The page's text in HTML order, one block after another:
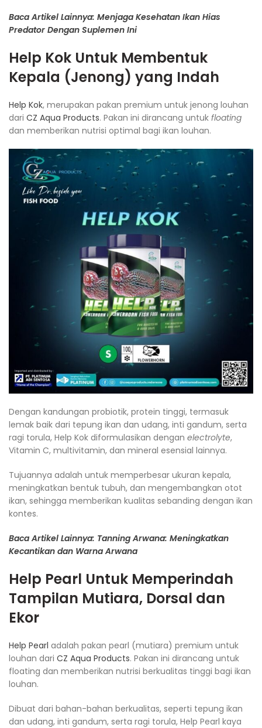
Baca Artikel Lainnya: Menjaga Kesehatan Ikan Hias
Predator Dengan Suplemen Ini
Help Kok Untuk Membentuk
Kepala (Jenong) yang Indah
Help Kok, merupakan pakan premium untuk jenong louhan
dari CZ Aqua Products. Pakan ini dirancang untuk floating
dan memberikan nutrisi optimal bagi ikan louhan.
Dengan kandungan probiotik, protein tinggi, termasuk
lemak baik dari tepung ikan dan udang, inti gandum, serta
ragi torula, Help Kok diformulasikan dengan electrolyte,
Vitamin C, multivitamin, dan mineral esensial lainnya.
Tujuannya adalah untuk memperbesar ukuran kepala,
meningkatkan bentuk tubuh, dan mengembangkan otot
ikan, sehingga memberikan kualitas sebanding dengan ikan
kontes.
Baca Artikel Lainnya: Tanning Arwana: Meningkatkan
Kecantikan dan Warna Arwana
Help Pearl Untuk Memperindah
Tampilan Mutiara, Dorsal dan
Ekor
Help Pearl adalah pakan pearl (mutiara) premium untuk
louhan dari CZ Aqua Products. Pakan ini dirancang untuk
floating dan memberikan nutrisi berkualitas tinggi bagi ikan
louhan.
Dibuat dari bahan-bahan berkualitas, seperti tepung ikan
dan udang, inti gandum, serta ragi torula, Help Pearl kaya